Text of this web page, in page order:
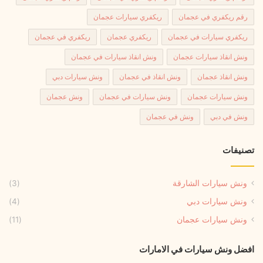
رقم ريكفري في عجمان ريكفري سيارات عجمان
ريكفري سيارات في عجمان ريكفري عجمان ريكفري في عجمان
ونش انقاذ سيارات عجمان ونش انقاذ سيارات في عجمان
ونش انقاذ عجمان ونش انقاذ في عجمان ونش سيارات دبي
ونش سيارات عجمان ونش سيارات في عجمان ونش عجمان
ونش في دبي ونش في عجمان
تصنيفات
ونش سيارات الشارقة
(3)
ونش سيارات دبي
(4)
ونش سيارات عجمان
(11)
افضل ونش سيارات في الامارات